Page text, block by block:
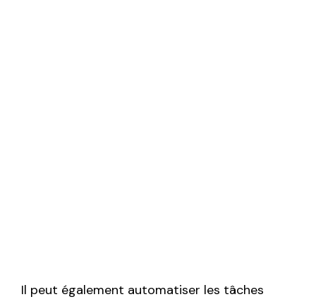
Il peut également automatiser les tâches